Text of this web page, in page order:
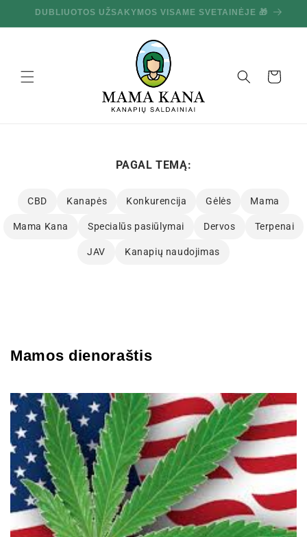
ir pereikite
prie turinio
DUBLIUOTOS UŽSAKYMOS VISAME SVETAINĖJE 🎁
Krepšelis
PAGAL TEMĄ:
CBD Kanapės Konkurencija Gėlės Mama
Mama Kana Specialūs pasiūlymai Dervos Terpenai
JAV Kanapių naudojimas
Mamos dienoraštis